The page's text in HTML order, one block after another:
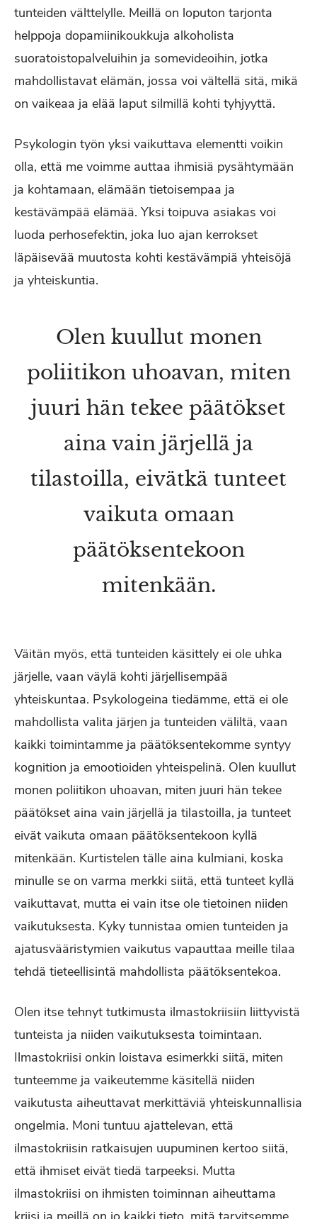
tunteiden välttelylle. Meillä on loputon tarjonta
helppoja dopamiinikoukkuja alkoholista
suoratoistopalveluihin ja somevideoihin, jotka
mahdollistavat elämän, jossa voi vältellä sitä, mikä
on vaikeaa ja elää laput silmillä kohti tyhjyyttä.
Psykologin työn yksi vaikuttava elementti voikin
olla, että me voimme auttaa ihmisiä pysähtymään
ja kohtamaan, elämään tietoisempaa ja
kestävämpää elämää. Yksi toipuva asiakas voi
luoda perhosefektin, joka luo ajan kerrokset
läpäisevää muutosta kohti kestävämpiä yhteisöjä
ja yhteiskuntia.
Olen kuullut monen
poliitikon uhoavan, miten
juuri hän tekee päätökset
aina vain järjellä ja
tilastoilla, eivätkä tunteet
vaikuta omaan
päätöksentekoon
mitenkään.
Väitän myös, että tunteiden käsittely ei ole uhka
järjelle, vaan väylä kohti järjellisempää
yhteiskuntaa. Psykologeina tiedämme, että ei ole
mahdollista valita järjen ja tunteiden väliltä, vaan
kaikki toimintamme ja päätöksentekomme syntyy
kognition ja emootioiden yhteispelinä. Olen kuullut
monen poliitikon uhoavan, miten juuri hän tekee
päätökset aina vain järjellä ja tilastoilla, ja tunteet
eivät vaikuta omaan päätöksentekoon kyllä
mitenkään. Kurtistelen tälle aina kulmiani, koska
minulle se on varma merkki siitä, että tunteet kyllä
vaikuttavat, mutta ei vain itse ole tietoinen niiden
vaikutuksesta. Kyky tunnistaa omien tunteiden ja
ajatusvääristymien vaikutus vapauttaa meille tilaa
tehdä tieteellisintä mahdollista päätöksentekoa.
Olen itse tehnyt tutkimusta ilmastokriisiin liittyvistä
tunteista ja niiden vaikutuksesta toimintaan.
Ilmastokriisi onkin loistava esimerkki siitä, miten
tunteemme ja vaikeutemme käsitellä niiden
vaikutusta aiheuttavat merkittäviä yhteiskunnallisia
ongelmia. Moni tuntuu ajattelevan, että
ilmastokriisin ratkaisujen uupuminen kertoo siitä,
että ihmiset eivät tiedä tarpeeksi. Mutta
ilmastokriisi on ihmisten toiminnan aiheuttama